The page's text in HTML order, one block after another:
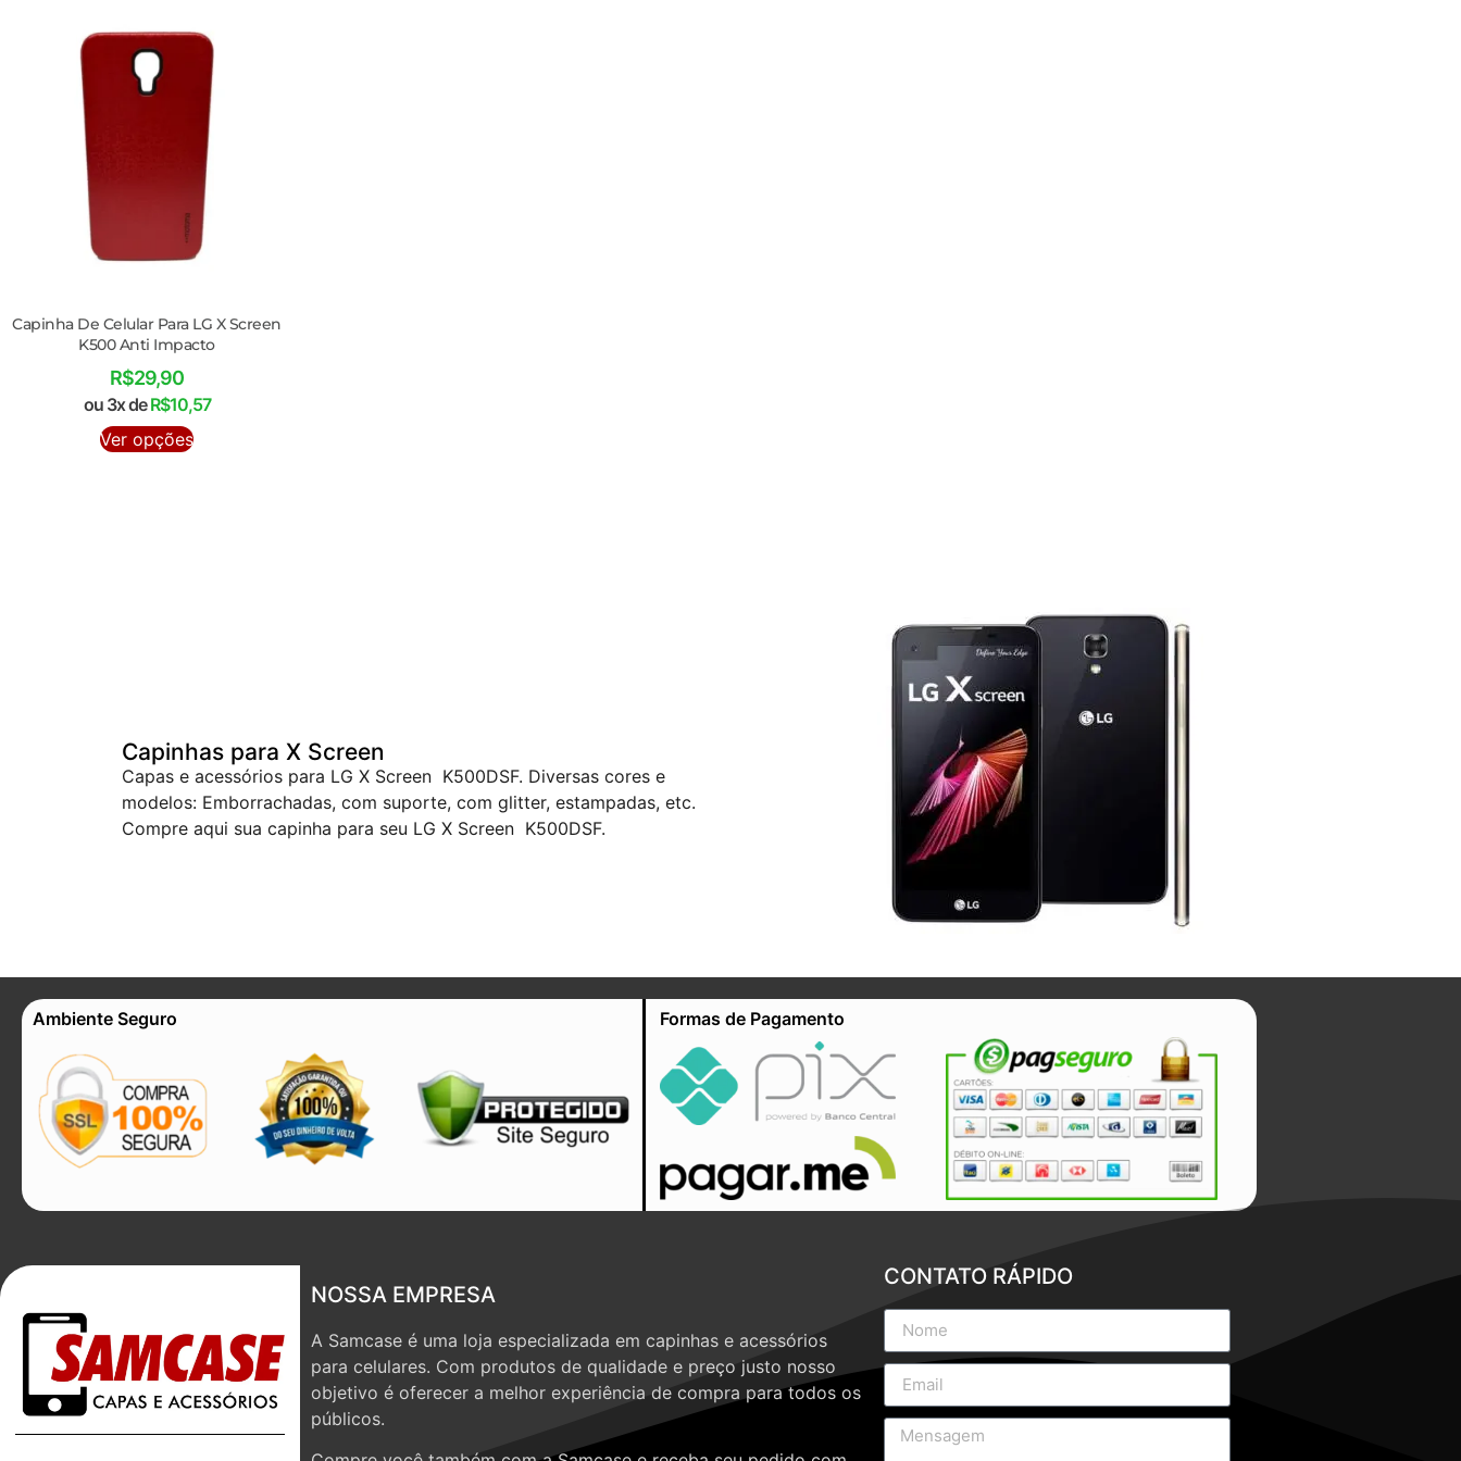
Capinha De Celular Para LG X Screen
K500 Anti Impacto
R$29,90
ou 3x deR$10,57
Ver opções
Capinhas para X Screen
Capas e acessórios para LG X Screen K500DSF. Diversas cores e
modelos: Emborrachadas, com suporte, com glitter, estampadas, etc.
Compre aqui sua capinha para seu LG X Screen K500DSF.
Ambiente Seguro Formas de Pagamento
NOSSA EMPRESA
A Samcase é uma loja especializada em capinhas e acessórios
para celulares. Com produtos de qualidade e preço justo nosso
objetivo é oferecer a melhor experiência de compra para todos os
públicos.
CONTATO RÁPIDO